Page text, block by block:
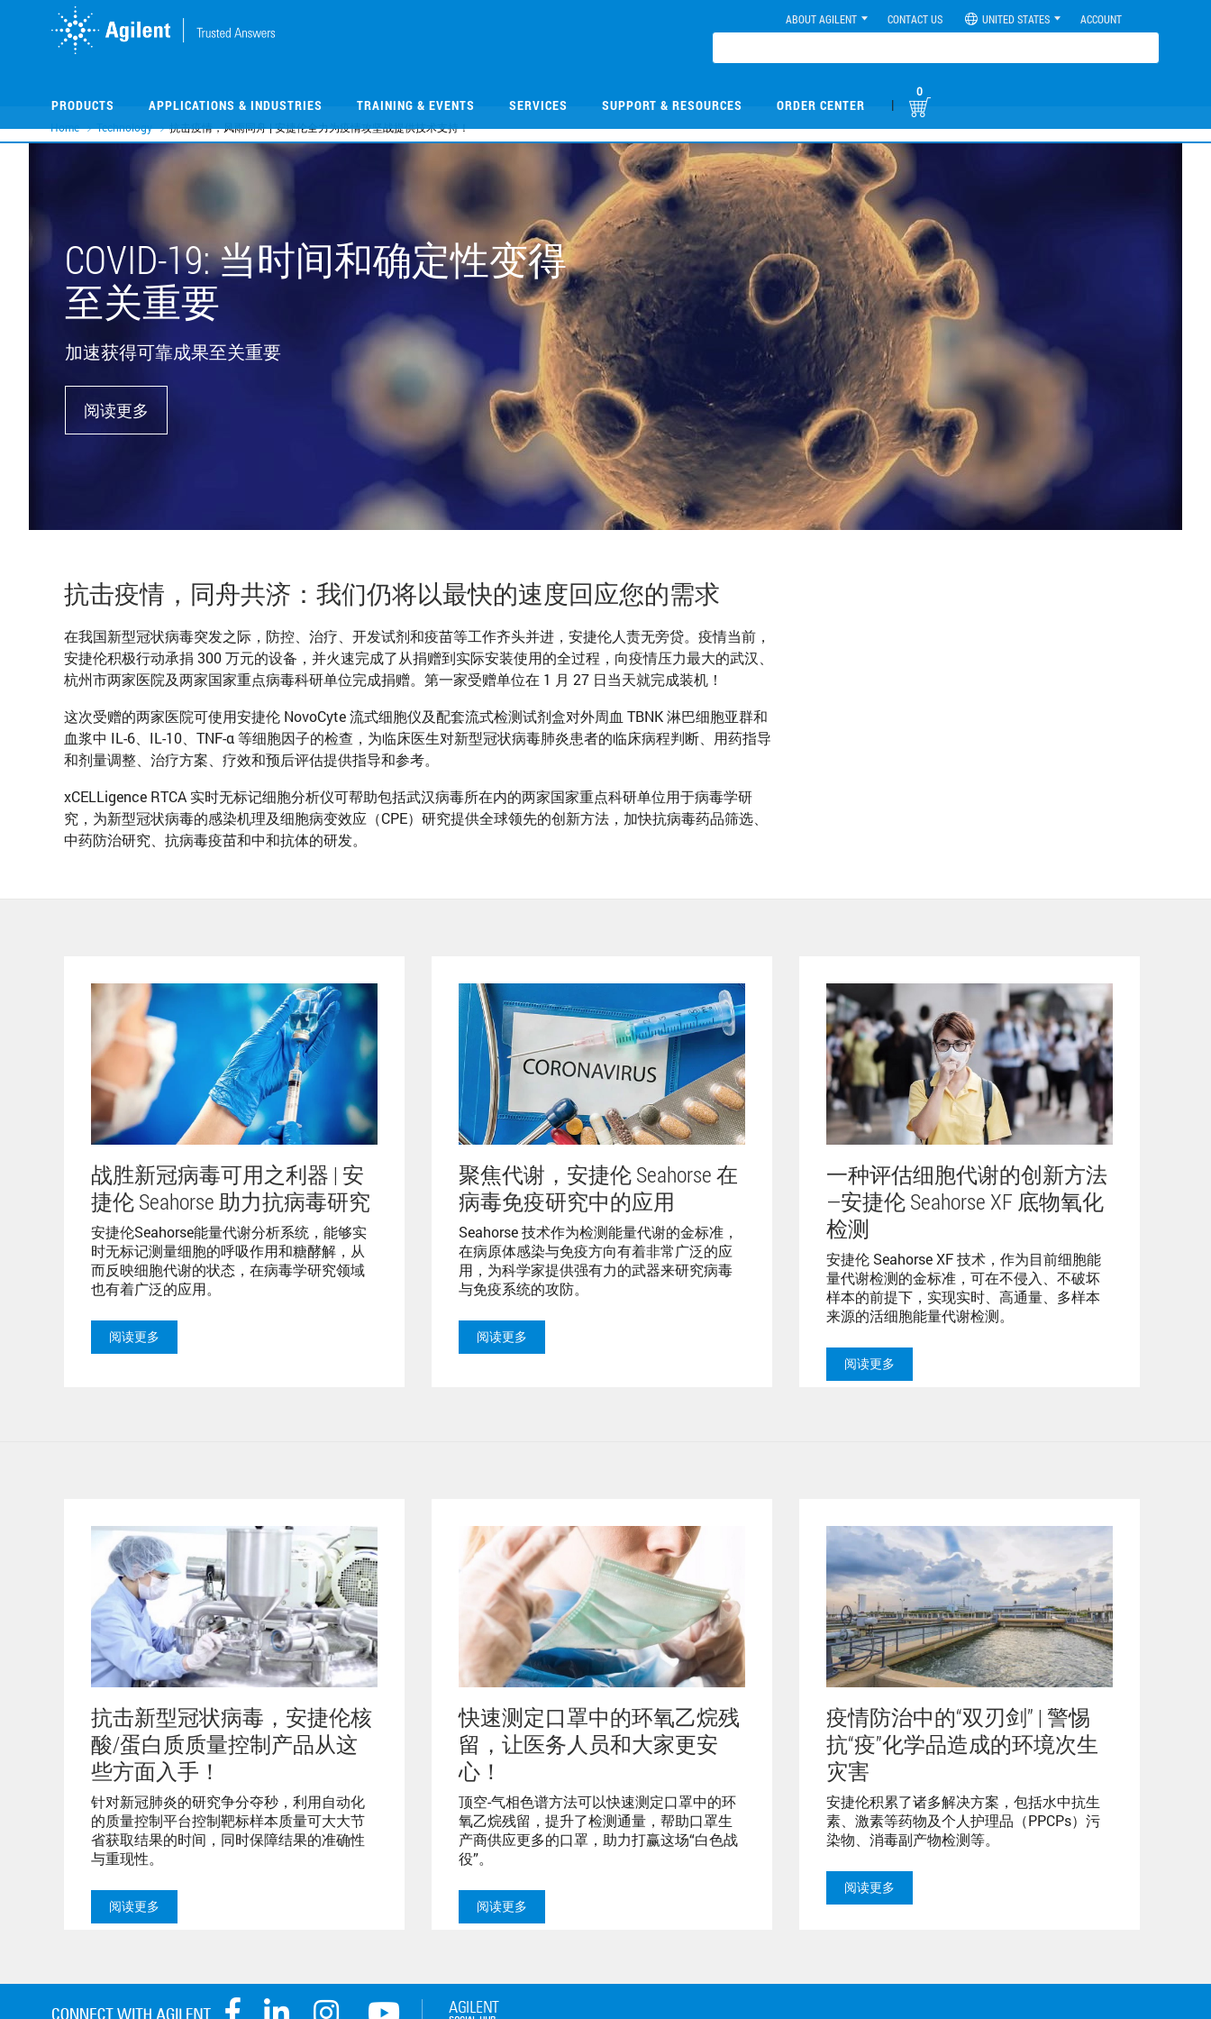
ABOUT AGILENT CONTACT US UNITED STATES ACCOUNT
PRODUCTS APPLICATIONS & INDUSTRIES TRAINING & EVENTS SERVICES SUPPORT & RESOURCES ORDER CENTER |
0
Home Technology 抗击疫情，风雨同舟 | 安捷伦全力为疫情攻坚战提供技术支持！
COVID-19: 当时间和确定性变得
至关重要
加速获得可靠成果至关重要
阅读更多
抗击疫情，同舟共济：我们仍将以最快的速度回应您的需求
在我国新型冠状病毒突发之际，防控、治疗、开发试剂和疫苗等工作齐头并进，安捷伦人责无旁贷。疫情当前，
安捷伦积极行动承捐 300 万元的设备，并火速完成了从捐赠到实际安装使用的全过程，向疫情压力最大的武汉、
杭州市两家医院及两家国家重点病毒科研单位完成捐赠。第一家受赠单位在 1 月 27 日当天就完成装机！
这次受赠的两家医院可使用安捷伦 NovoCyte 流式细胞仪及配套流式检测试剂盒对外周血 TBNK 淋巴细胞亚群和
血浆中 IL-6、IL-10、TNF-α 等细胞因子的检查，为临床医生对新型冠状病毒肺炎患者的临床病程判断、用药指导
和剂量调整、治疗方案、疗效和预后评估提供指导和参考。
xCELLigence RTCA 实时无标记细胞分析仪可帮助包括武汉病毒所在内的两家国家重点科研单位用于病毒学研
究，为新型冠状病毒的感染机理及细胞病变效应（CPE）研究提供全球领先的创新方法，加快抗病毒药品筛选、
中药防治研究、抗病毒疫苗和中和抗体的研发。
战胜新冠病毒可用之利器 | 安
捷伦 Seahorse 助力抗病毒研究
安捷伦Seahorse能量代谢分析系统，能够实
时无标记测量细胞的呼吸作用和糖酵解，从
而反映细胞代谢的状态，在病毒学研究领域
也有着广泛的应用。
阅读更多
聚焦代谢，安捷伦 Seahorse 在
病毒免疫研究中的应用
Seahorse 技术作为检测能量代谢的金标准，
在病原体感染与免疫方向有着非常广泛的应
用，为科学家提供强有力的武器来研究病毒
与免疫系统的攻防。
阅读更多
一种评估细胞代谢的创新方法
—安捷伦 Seahorse XF 底物氧化
检测
安捷伦 Seahorse XF 技术，作为目前细胞能
量代谢检测的金标准，可在不侵入、不破坏
样本的前提下，实现实时、高通量、多样本
来源的活细胞能量代谢检测。
阅读更多
抗击新型冠状病毒，安捷伦核
酸/蛋白质质量控制产品从这
些方面入手！
针对新冠肺炎的研究争分夺秒，利用自动化
的质量控制平台控制靶标样本质量可大大节
省获取结果的时间，同时保障结果的准确性
与重现性。
阅读更多
快速测定口罩中的环氧乙烷残
留，让医务人员和大家更安
心！
顶空-气相色谱方法可以快速测定口罩中的环
氧乙烷残留，提升了检测通量，帮助口罩生
产商供应更多的口罩，助力打赢这场“白色战
役”。
阅读更多
疫情防治中的“双刃剑” | 警惕
抗“疫”化学品造成的环境次生
灾害
安捷伦积累了诸多解决方案，包括水中抗生
素、激素等药物及个人护理品（PPCPs）污
染物、消毒副产物检测等。
阅读更多